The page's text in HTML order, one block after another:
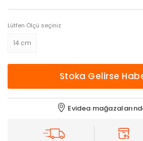
Lütfen Ölçü seçiniz
14 cm
Stoka Gelirse
Evidea